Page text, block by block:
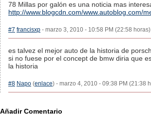
78 Millas por galón es una noticia mas
http://www.blogcdn.com/www.autoblog.com/
#7 francisxp - marzo 3, 2010 - 10:58 PM (22:58
es talvez el mejor auto de la historia de
si no fuese por el concept de bmw diria que
la historia
#8 Napo (enlace) - marzo 4, 2010 - 09:38 PM (21:38
Añadir Comentario